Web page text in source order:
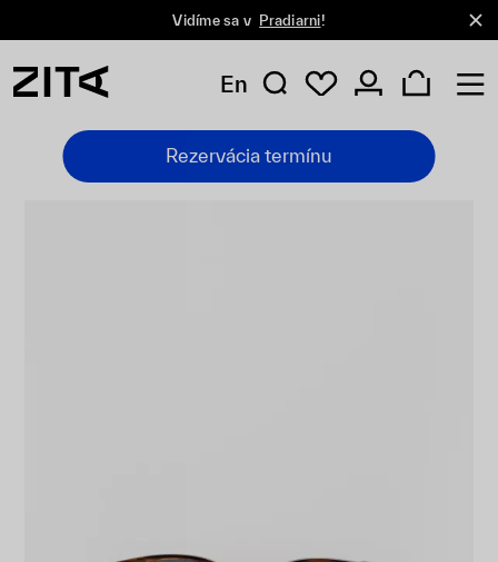
Vidíme sa v Pradiarni!
En
Rezervácia termínu